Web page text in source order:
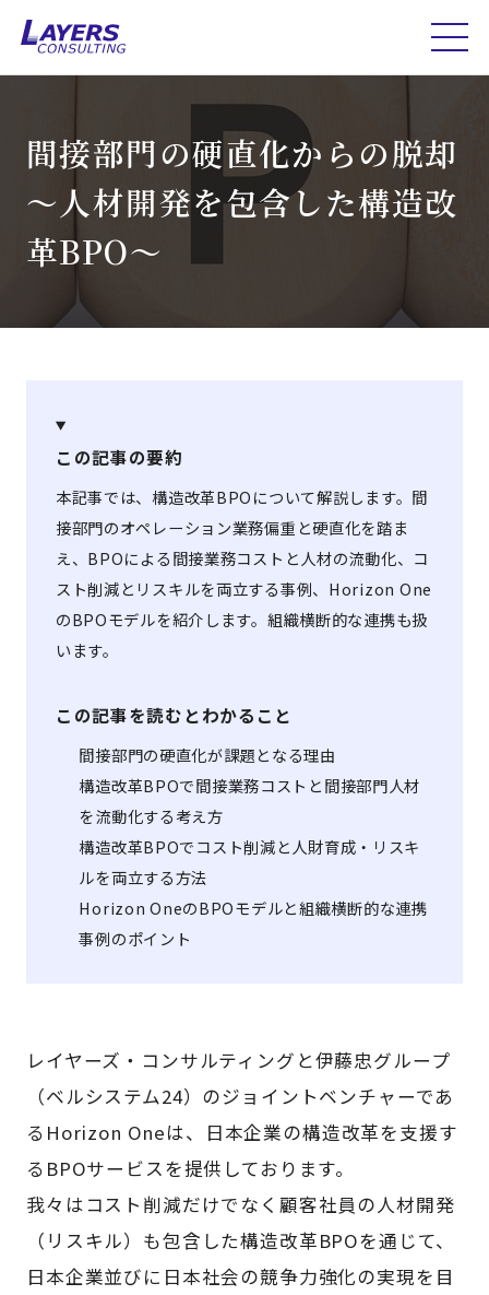
間接部門の硬直化からの脱却
～人材開発を包含した構造改
革BPO～
この記事の要約
本記事では、構造改革BPOについて解説します。間
接部門のオペレーション業務偏重と硬直化を踏ま
え、BPOによる間接業務コストと人材の流動化、コ
スト削減とリスキルを両立する事例、Horizon One
のBPOモデルを紹介します。組織横断的な連携も扱
います。
この記事を読むとわかること
間接部門の硬直化が課題となる理由
構造改革BPOで間接業務コストと間接部門人材
を流動化する考え方
構造改革BPOでコスト削減と人財育成・リスキ
ルを両立する方法
Horizon OneのBPOモデルと組織横断的な連携
事例のポイント
レイヤーズ・コンサルティングと伊藤忠グループ
（ベルシステム24）のジョイントベンチャーであ
るHorizon Oneは、日本企業の構造改革を支援す
るBPOサービスを提供しております。
我々はコスト削減だけでなく顧客社員の人材開発
（リスキル）も包含した構造改革BPOを通じて、
日本企業並びに日本社会の競争力強化の実現を目